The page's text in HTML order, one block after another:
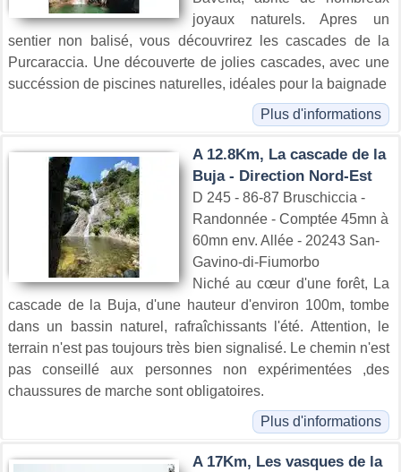
joyaux naturels. Apres un
sentier non balisé, vous découvrirez les cascades de la
Purcaraccia. Une découverte de jolies cascades, avec une
succéssion de piscines naturelles, idéales pour la baignade
Plus d'informations
A 12.8Km, La cascade de la
Buja - Direction Nord-Est
D 245 - 86-87 Bruschiccia -
Randonnée - Comptée 45mn à
60mn env. Allée - 20243 San-
Gavino-di-Fiumorbo
Niché au cœur d'une forêt, La
cascade de la Buja, d'une hauteur d'environ 100m, tombe
dans un bassin naturel, rafraîchissants l'été. Attention, le
terrain n'est pas toujours très bien signalisé. Le chemin n'est
pas conseillé aux personnes non expérimentées ,des
chaussures de marche sont obligatoires.
Plus d'informations
A 17Km, Les vasques de la